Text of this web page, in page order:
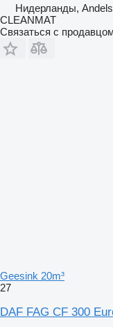
Нидерланды,
CLEANMAT
Связаться с
Geesink 20m³
27
DAF FAG CF 300